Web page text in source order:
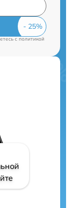
cполитикой